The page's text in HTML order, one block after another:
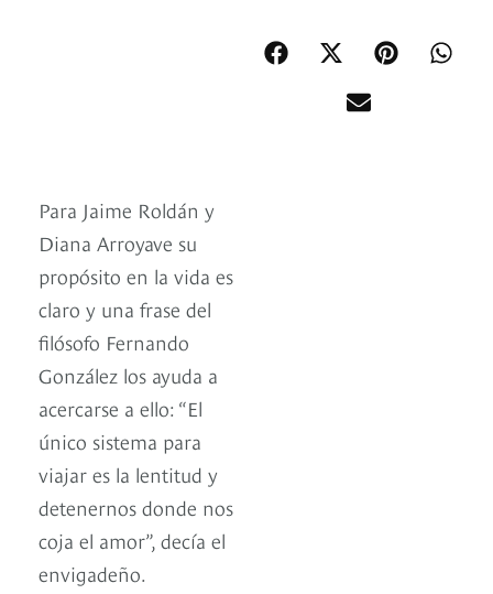
Para Jaime Roldán y
Diana Arroyave su
propósito en la vida es
claro y una frase del
filósofo Fernando
González los ayuda a
acercarse a ello: “El
único sistema para
viajar es la lentitud y
detenernos donde nos
coja el amor”, decía el
envigadeño.